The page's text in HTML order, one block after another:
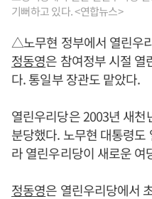
기뻐하고 있다. <연합뉴스>
△노무현 정부에서 열린우
정동영은 참여정부 시절 열
다. 통일부 장관도 맡았다.
열린우리당은 2003년 새
분당했다. 노무현 대통령
라 열린우리당이 새로운 여
정동영은 열린우리당에서